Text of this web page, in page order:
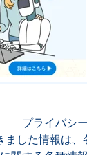
プライバシ
ました情報は、